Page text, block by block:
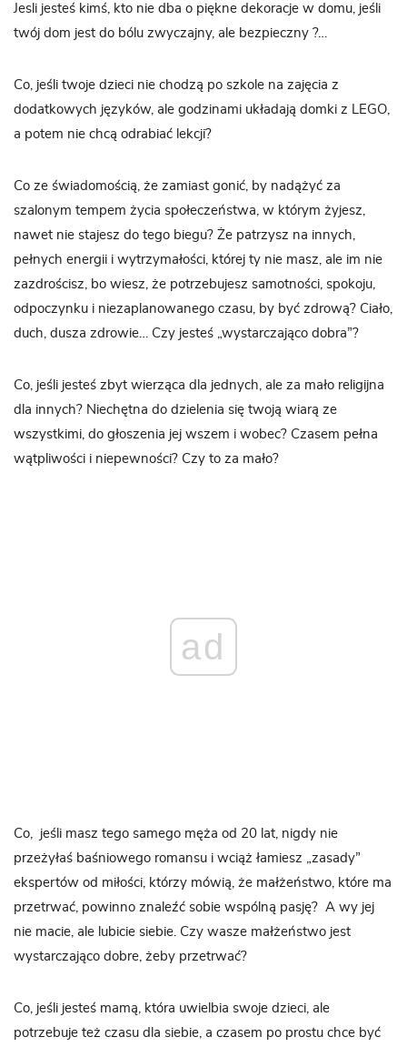
Jesli jesteś kimś, kto nie dba o piękne dekoracje w domu, jeśli
twój dom jest do bólu zwyczajny, ale bezpieczny ?…
Co, jeśli twoje dzieci nie chodzą po szkole na zajęcia z
dodatkowych języków, ale godzinami układają domki z LEGO,
a potem nie chcą odrabiać lekcji?
Co ze świadomością, że zamiast gonić, by nadążyć za
szalonym tempem życia społeczeństwa, w którym żyjesz,
nawet nie stajesz do tego biegu? Że patrzysz na innych,
pełnych energii i wytrzymałości, której ty nie masz, ale im nie
zazdrościsz, bo wiesz, że potrzebujesz samotności, spokoju,
odpoczynku i niezaplanowanego czasu, by być zdrową? Ciało,
duch, dusza zdrowie… Czy jesteś „wystarczająco dobra”?
Co, jeśli jesteś zbyt wierząca dla jednych, ale za mało religijna
dla innych? Niechętna do dzielenia się twoją wiarą ze
wszystkimi, do głoszenia jej wszem i wobec? Czasem pełna
wątpliwości i niepewności? Czy to za mało?
ad
Co, jeśli masz tego samego męża od 20 lat, nigdy nie
przeżyłaś baśniowego romansu i wciąż łamiesz „zasady”
ekspertów od miłości, którzy mówią, że małżeństwo, które ma
przetrwać, powinno znaleźć sobie wspólną pasję? A wy jej
nie macie, ale lubicie siebie. Czy wasze małżeństwo jest
wystarczająco dobre, żeby przetrwać?
Co, jeśli jesteś mamą, która uwielbia swoje dzieci, ale
potrzebuje też czasu dla siebie, a czasem po prostu chce być